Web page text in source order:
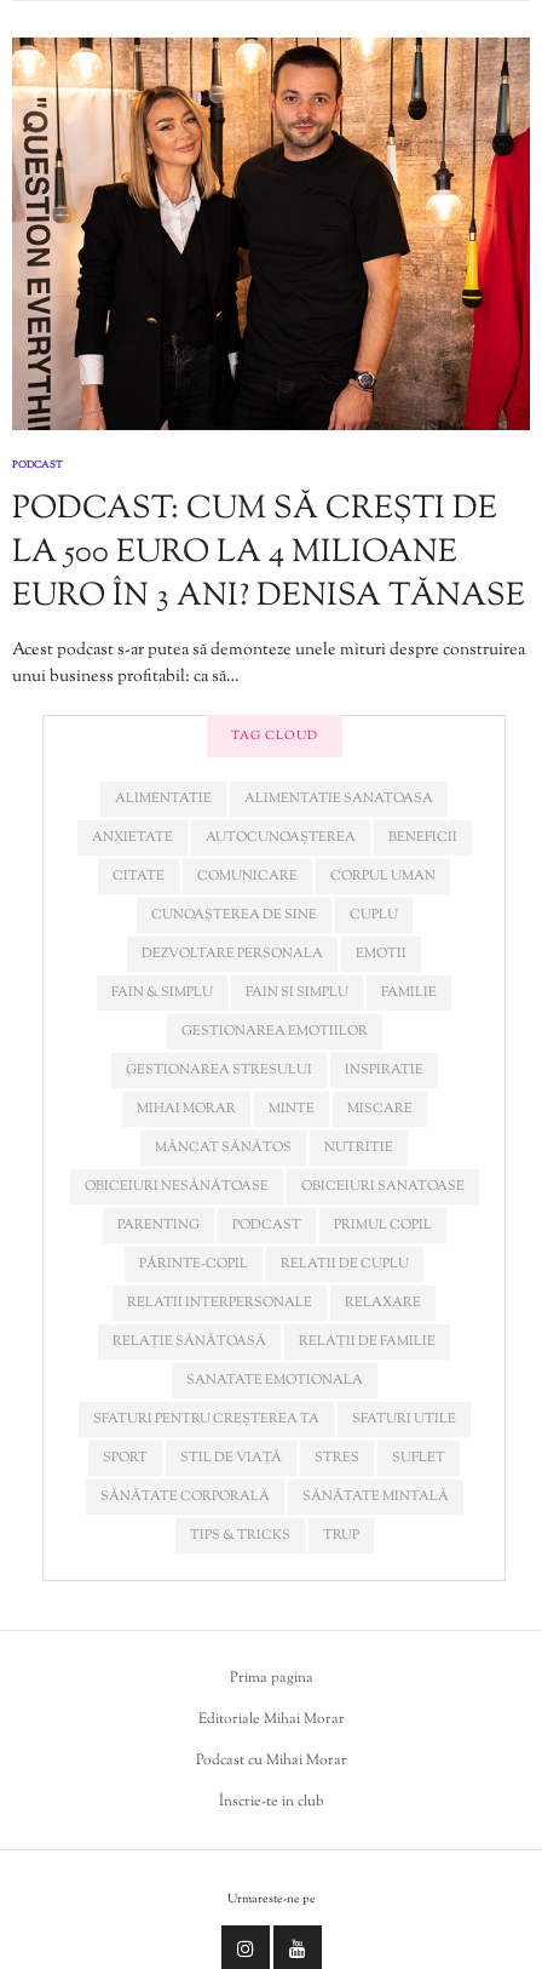
PODCAST
PODCAST: CUM SĂ CREȘTI DE
LA 500 EURO LA 4 MILIOANE
EURO ÎN 3 ANI? DENISA TĂNASE
Acest podcast s-ar putea să demonteze unele mituri despre construirea
unui business profitabil: ca să…
TAG CLOUD
ALIMENTATIE
ALIMENTATIE SANATOASA
ANXIETATE
AUTOCUNOAȘTEREA
BENEFICII
CITATE
COMUNICARE
CORPUL UMAN
CUNOAȘTEREA DE SINE
CUPLU
DEZVOLTARE PERSONALA
EMOTII
FAIN & SIMPLU
FAIN SI SIMPLU
FAMILIE
GESTIONAREA EMOTIILOR
GESTIONAREA STRESULUI
INSPIRATIE
MIHAI MORAR
MINTE
MISCARE
MÂNCAT SĂNĂTOS
NUTRITIE
OBICEIURI NESĂNĂTOASE
OBICEIURI SANATOASE
PARENTING
PODCAST
PRIMUL COPIL
PĂRINTE-COPIL
RELATII DE CUPLU
RELATII INTERPERSONALE
RELAXARE
RELAȚIE SĂNĂTOASĂ
RELAȚII DE FAMILIE
SANATATE EMOTIONALA
SFATURI PENTRU CREȘTEREA TA
SFATURI UTILE
SPORT
STIL DE VIAȚĂ STRES
SUFLET
SĂNĂTATE CORPORALĂ
SĂNĂTATE MINTALĂ
TIPS & TRICKS
TRUP
Prima pagina
Editoriale Mihai Morar
Podcast cu Mihai Morar
Înscrie-te in club
Urmareste-ne pe